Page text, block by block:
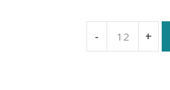
-
Туалетная
бумага
+